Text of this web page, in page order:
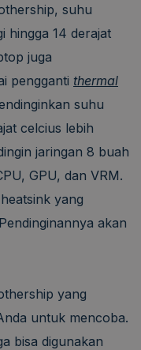
suhu
hingga 14 derajat
juga
pengganti thermal
suhu
celcius lebih
jaringan 8 buah
GPU, dan VRM.
yang
akan
yang
untuk mencoba.
bisa digunakan